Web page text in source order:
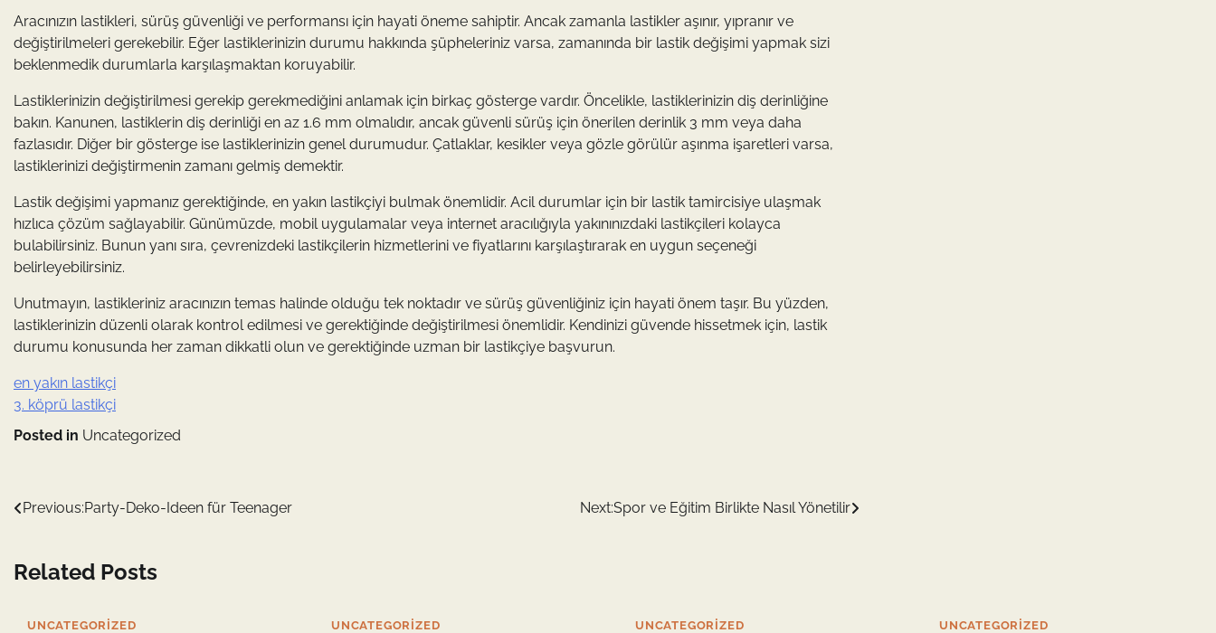
Aracınızın lastikleri, sürüş güvenliği ve performansı için hayati öneme sahiptir. Ancak zamanla lastikler aşınır, yıpranır ve
değiştirilmeleri gerekebilir. Eğer lastiklerinizin durumu hakkında şüpheleriniz varsa, zamanında bir lastik değişimi yapmak sizi
beklenmedik durumlarla karşılaşmaktan koruyabilir.
Lastiklerinizin değiştirilmesi gerekip gerekmediğini anlamak için birkaç gösterge vardır. Öncelikle, lastiklerinizin diş derinliğine
bakın. Kanunen, lastiklerin diş derinliği en az 1.6 mm olmalıdır, ancak güvenli sürüş için önerilen derinlik 3 mm veya daha
fazlasıdır. Diğer bir gösterge ise lastiklerinizin genel durumudur. Çatlaklar, kesikler veya gözle görülür aşınma işaretleri varsa,
lastiklerinizi değiştirmenin zamanı gelmiş demektir.
Lastik değişimi yapmanız gerektiğinde, en yakın lastikçiyi bulmak önemlidir. Acil durumlar için bir lastik tamircisiye ulaşmak
hızlıca çözüm sağlayabilir. Günümüzde, mobil uygulamalar veya internet aracılığıyla yakınınızdaki lastikçileri kolayca
bulabilirsiniz. Bunun yanı sıra, çevrenizdeki lastikçilerin hizmetlerini ve fiyatlarını karşılaştırarak en uygun seçeneği
belirleyebilirsiniz.
Unutmayın, lastikleriniz aracınızın temas halinde olduğu tek noktadır ve sürüş güvenliğiniz için hayati önem taşır. Bu yüzden,
lastiklerinizin düzenli olarak kontrol edilmesi ve gerektiğinde değiştirilmesi önemlidir. Kendinizi güvende hissetmek için, lastik
durumu konusunda her zaman dikkatli olun ve gerektiğinde uzman bir lastikçiye başvurun.
en yakın lastikçi
3. köprü lastikçi
Posted in Uncategorized
Yazı
Previous:Party-Deko-Ideen für Teenager Next:Spor ve Eğitim Birlikte Nasıl Yönetilir
Related Posts
UNCATEGORIZED UNCATEGORIZED UNCATEGORIZED UNCATEGORIZED